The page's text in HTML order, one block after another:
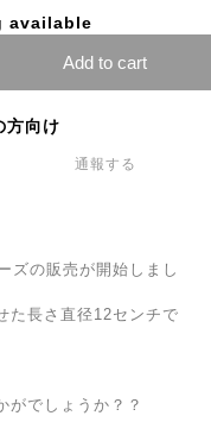
available
Add to cart
方向け
通報する
ズの販売が開始しまし
た長さ直径12センチで
がでしょうか？？